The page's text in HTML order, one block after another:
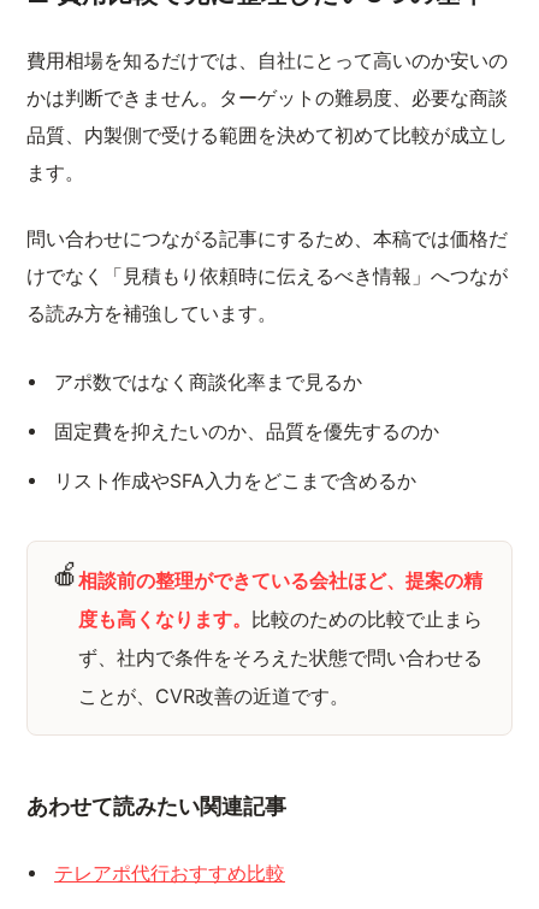
費用相場を知るだけでは、自社にとって高いのか安いの
かは判断できません。ターゲットの難易度、必要な商談
品質、内製側で受ける範囲を決めて初めて比較が成立し
ます。
問い合わせにつながる記事にするため、本稿では価格だ
けでなく「見積もり依頼時に伝えるべき情報」へつなが
る読み方を補強しています。
アポ数ではなく商談化率まで見るか
固定費を抑えたいのか、品質を優先するのか
リスト作成やSFA入力をどこまで含めるか
🍎相談前の整理ができている会社ほど、提案の精
度も高くなります。 比較のための比較で止まら
ず、社内で条件をそろえた状態で問い合わせる
ことが、CVR改善の近道です。
あわせて読みたい関連記事
テレアポ代行おすすめ比較